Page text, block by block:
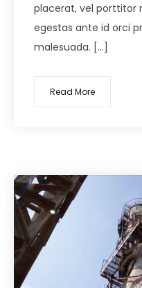
placerat, vel porttitor
egestas ante id orci
malesuada. […]
Read More